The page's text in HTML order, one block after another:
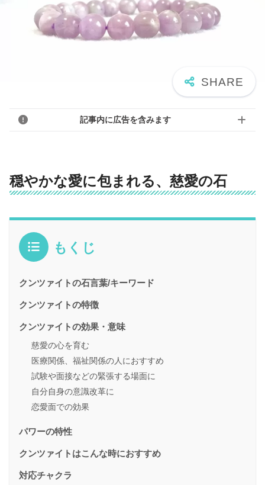
記事内に広告を含みます
穏やかな愛に包まれる、慈愛の石
もくじ
クンツァイトの石言葉/キーワード
クンツァイトの特徴
クンツァイトの効果・意味
慈愛の心を育む
医療関係、福祉関係の人におすすめ
試験や面接などの緊張する場面に
自分自身の意識改革に
恋愛面での効果
パワーの特性
クンツァイトはこんな時におすすめ
対応チャクラ